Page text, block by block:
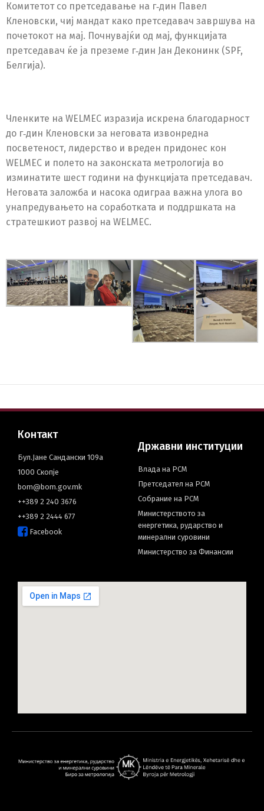
Комитетот со претседавање на г‑дин Павел
Кленовски, чиј мандат како претседавач завршува на
почетокот на мај. Почнувајќи од мај, функцијата
претседавач ќе ја преземе г‑дин Јан Деконинк (SPF,
Белгија).
Членките на WELMEC изразија искрена благодарност
до г‑дин Кленовски за неговата извонредна
посветеност, лидерство и вреден придонес кон
WELMEC и полето на законската метрологија во
изминатите шест години на функцијата претседавач.
Неговата заложба и насока одиграа важна улога во
унапредувањето на соработката и поддршката на
стратешкиот развој на WELMEC.
Контакт
Бул.Јане Сандански 109а
1000 Скопје
bom@bom.gov.mk
++389 2 240 3676
++389 2 2444 677
Facebook
Државни институции
Влада на РСМ
Претседател на РСМ
Собрание на РСМ
Министерството за
енергетика, рударство и
минерални суровини
Министерство за Финансии
Switch The Language